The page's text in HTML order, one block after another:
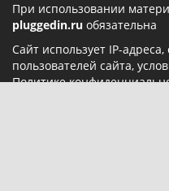
При использовании
pluggedin.ru обязательна
Сайт использует IP-
пользователей сайта,
Политике